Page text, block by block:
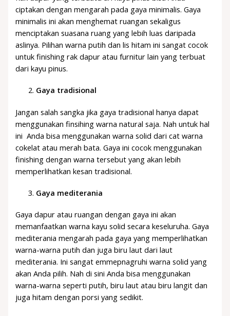
ciptakan dengan mengarah pada gaya minimalis. Gaya
minimalis ini akan menghemat ruangan sekaligus
menciptakan suasana ruang yang lebih luas daripada
aslinya. Pilihan warna putih dan lis hitam ini sangat cocok
untuk finishing rak dapur atau furnitur lain yang terbuat
dari kayu pinus.
Gaya tradisional
Jangan salah sangka jika gaya tradisional hanya dapat
menggunakan finsihing warna natural saja. Nah untuk hal
ini Anda bisa menggunakan warna solid dari cat warna
cokelat atau merah bata. Gaya ini cocok menggunakan
finishing dengan warna tersebut yang akan lebih
memperlihatkan kesan tradisional.
Gaya mediterania
Gaya dapur atau ruangan dengan gaya ini akan
memanfaatkan warna kayu solid secara keseluruha. Gaya
mediterania mengarah pada gaya yang memperlihatkan
warna-warna putih dan juga biru laut dari laut
mediterania. Ini sangat emmepnagruhi warna solid yang
akan Anda pilih. Nah di sini Anda bisa menggunakan
warna-warna seperti putih, biru laut atau biru langit dan
juga hitam dengan porsi yang sedikit.